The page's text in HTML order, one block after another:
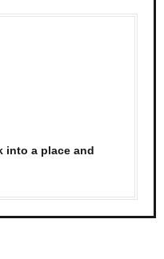
into a place and